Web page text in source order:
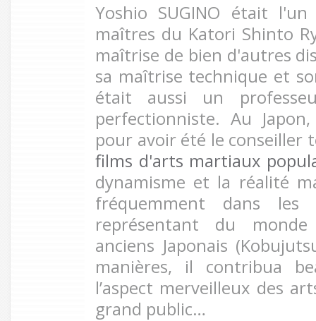
Yoshio SUGINO était
maîtres du Katori Shinto
maîtrise de bien d'autres
sa maîtrise technique et
était aussi un
perfectionniste. Au
pour avoir été le conseiller
films d'arts martiaux
dynamisme et la réalité
fréquemment dans les
représentant du
anciens Japonais
manières, il contribua
l’aspect merveilleux des
grand public…